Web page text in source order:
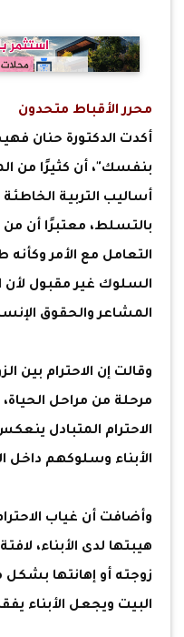
محرر الأقباط متحدون
أكدت الدكتورة حنان
بنفسك"، أن كثيرًا من
أساليب التربية
بالتسلط، معتبرًا أن من
التعامل مع الأمر
السلوك غير مقبول لأن
المشاعر والحقوق
وقالت إن الاحترام بين
مرحلة من مراحل
الاحترام المتبادل
الأبناء وسلوكهم داخل
وأضافت أن غياب
هيبتها لدى الأبناء،
زوجته أو إهانتها
البيت ويجعل الأبناء